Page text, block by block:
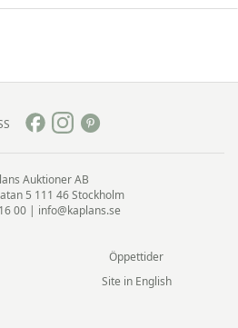
Auktioner AB
5 111 46 Stockholm
00 | info@kaplans.se
Öppettider
Site in English